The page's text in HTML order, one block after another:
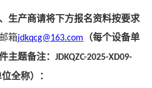
生产商请将下方报名资料按要求
邮箱jdkqcg@163.com （每个设备单
主题备注：JDKQZC-2025-XD09-
全称） ：